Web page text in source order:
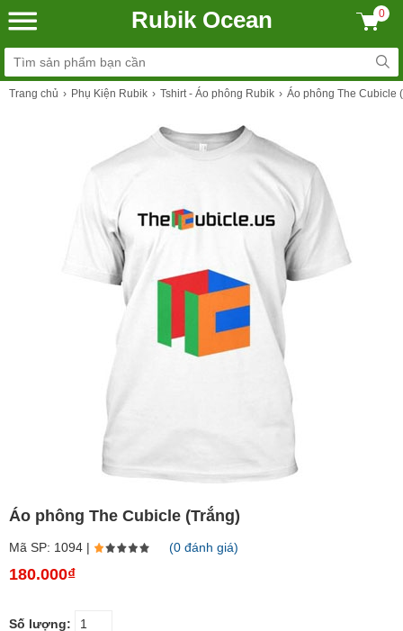
Rubik Ocean 0
Trang chủ Phụ Kiện Rubik Tshirt - Áo phông Rubik Áo phông The Cubicle
Áo phông The Cubicle (Trắng)
Mã SP: 1094 | (0 đánh giá)
180.000₫
Số lượng: